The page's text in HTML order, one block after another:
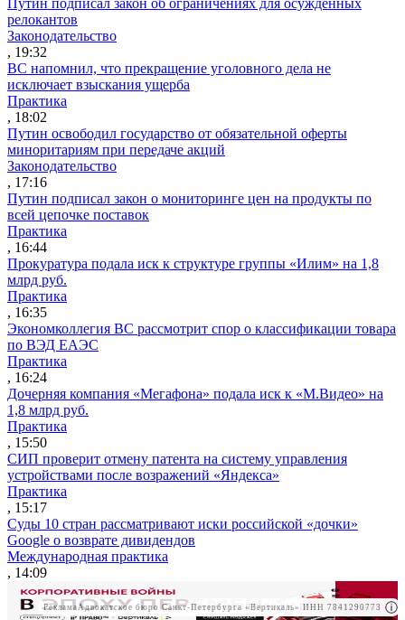
РекламаАО"ПРАВО.РУ" ИНН: 7708095468
релокантов
Законодательство
, 19:32
ВС напомнил, что прекращение уголовного дела не
исключает взыскания ущерба
Практика
, 18:02
Путин освободил государство от обязательной оферты
миноритариям при передаче акций
Законодательство
, 17:16
Путин подписал закон о мониторинге цен на продукты по
всей цепочке поставок
Практика
, 16:44
Прокуратура подала иск к структуре группы «Илим» на 1,8
млрд руб.
Практика
, 16:35
Экономколлегия ВС рассмотрит спор о классификации товара
по ВЭД ЕАЭС
Практика
, 16:24
Дочерняя компания «Мегафона» подала иск к «М.Видео» на
1,8 млрд руб.
Практика
, 15:50
СИП проверит отмену патента на систему управления
устройствами после возражений «Яндекса»
Практика
, 15:17
Суды 10 стран рассматривают иски российской «дочки»
Google о возврате дивидендов
Международная практика
, 14:09
Реклама Адвокатское бюро Санкт-Петербурга «Вертикаль» ИНН 7841290773